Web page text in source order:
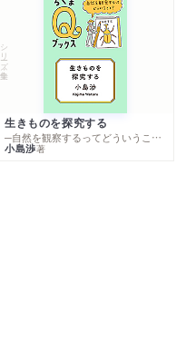
シリーズ・全集
生きものを探究する
─自然を観察するってどういうこと？
小島渉著